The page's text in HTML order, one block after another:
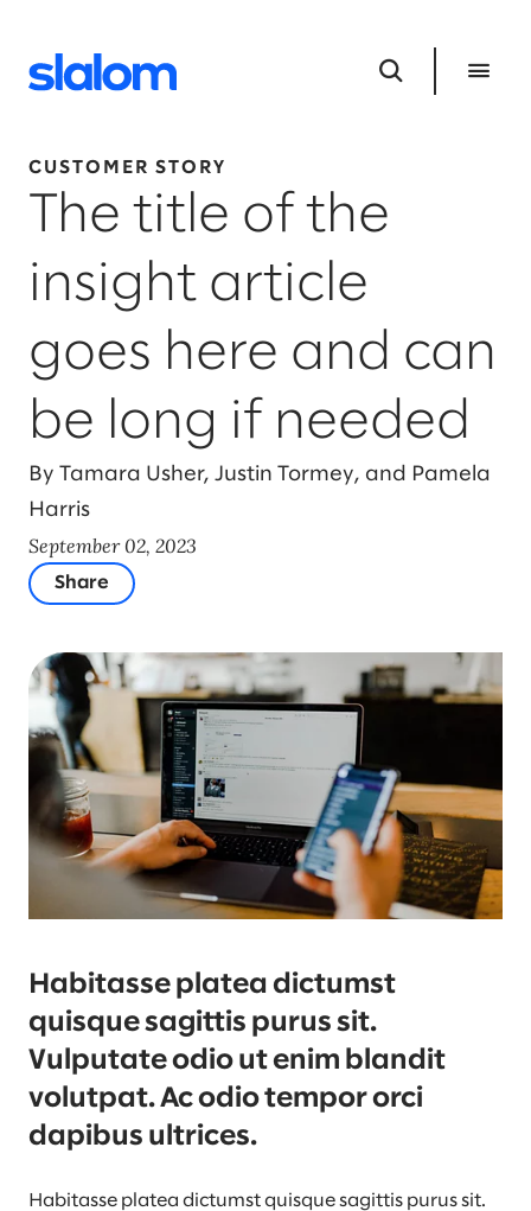
CUSTOMER STORY
The title of the
insight article
goes here and can
be long if needed
By Tamara Usher, Justin Tormey, and Pamela
Harris
September 02, 2023
Share
Habitasse platea dictumst
quisque sagittis purus sit.
Vulputate odio ut enim blandit
volutpat. Ac odio tempor orci
dapibus ultrices.
Habitasse platea dictumst quisque sagittis purus sit.